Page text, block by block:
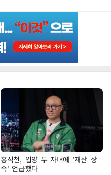
홍석천, 입양 두 자녀에 '재산 상
속' 언급했다